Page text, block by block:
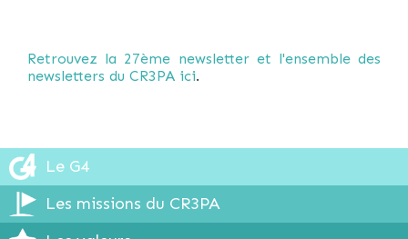
Retrouvez la 27ème newsletter et l'ensemble des
newsletters du CR3PA ici.
Le G4
Les missions du CR3PA